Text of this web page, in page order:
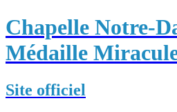
Chapelle Notre-
Médaille
Site officiel